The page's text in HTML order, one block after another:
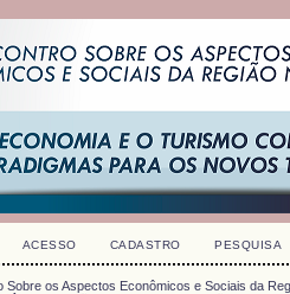
ACESSO CADASTRO PESQUISA
Sobre os Aspectos Econômicos e Sociais da